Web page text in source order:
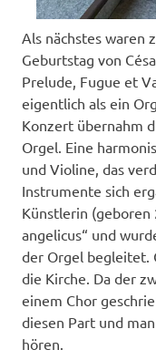
Als nächstes waren
Geburtstag von
Prelude, Fugue et
eigentlich als ein
Konzert übernahm
Orgel. Eine
und Violine, das
Instrumente sich
Künstlerin (geboren
angelicus“ und
der Orgel begleitet.
die Kirche. Da der
einem Chor
diesen Part und
hören.